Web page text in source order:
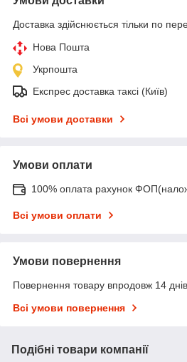
Доставка здійснюється тільки по
Нова Пошта
Укрпошта
Експрес доставка таксі (Київ)
Всі умови доставки
Умови оплати
100% оплата рахунок
Всі умови оплати
Умови повернення
Повернення товару впродовж 14
Всі умови повернення
Подібні товари компанії